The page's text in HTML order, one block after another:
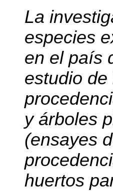
La
especies
en el país
estudio
y árboles
(ensayes
huertos